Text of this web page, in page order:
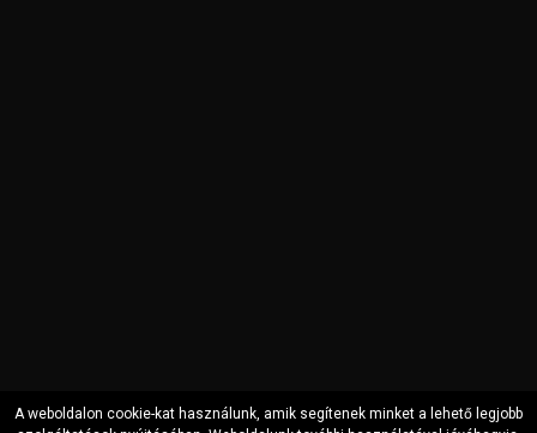
A weboldalon cookie-kat használunk, amik segítenek minket a lehető legjobb